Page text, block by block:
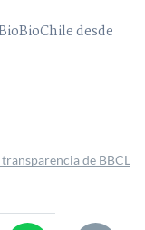
desde
transparencia de BBCL